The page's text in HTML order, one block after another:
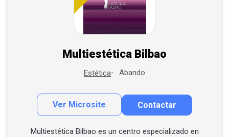
Alta empresa / profesional
Multiestética Bilbao
Estética Abando
Ver Microsite Contactar
Contactar por correo
Llamar por teléfono
Multiestética Bilbao es un centro especializado en